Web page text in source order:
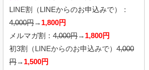
LINE割
（LINEからのお申込みで）
：
4,000円 → 1,800円
メルマガ割： 4,000円 → 1,800円
初3割（LINEからのお申込みで） 4,000
円 → 1,500円